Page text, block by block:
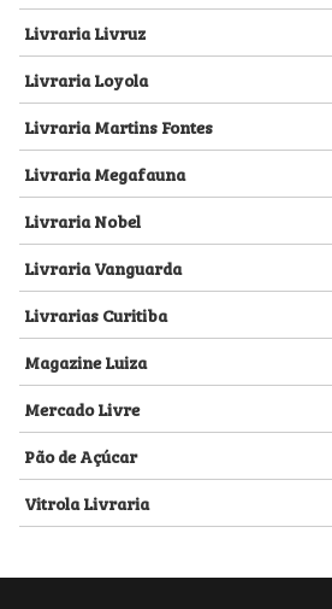
Livraria Livruz
Livraria Loyola
Livraria Martins Fontes
Livraria Megafauna
Livraria Nobel
Livraria Vanguarda
Livrarias Curitiba
Magazine Luiza
Mercado Livre
Pão de Açúcar
Vitrola Livraria